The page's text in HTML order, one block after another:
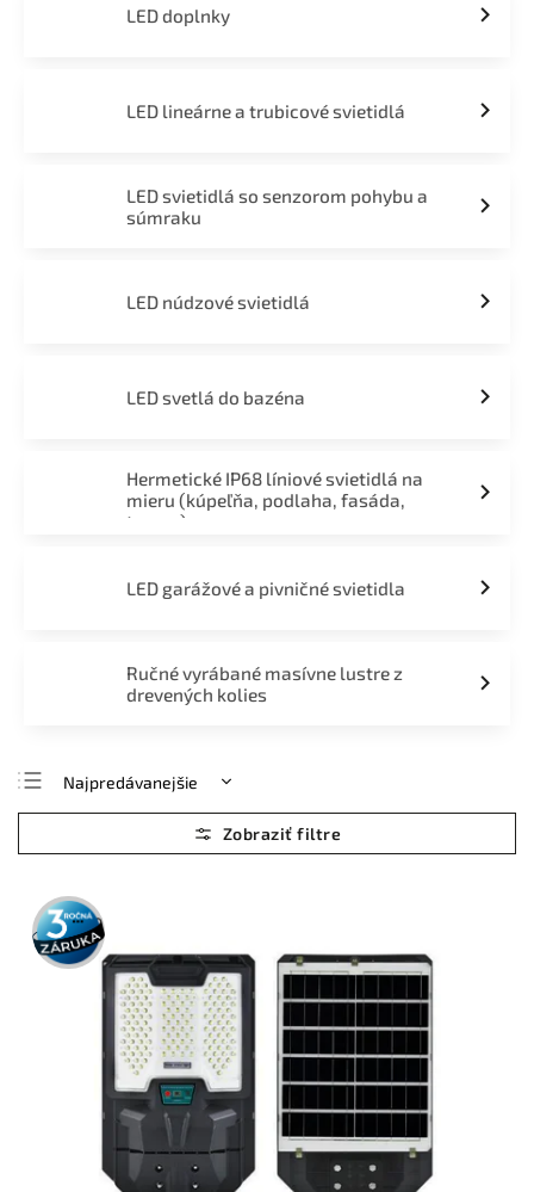
LED doplnky
LED lineárne a trubicové svietidlá
LED svietidlá so senzorom pohybu a
súmraku
LED núdzové svietidlá
LED svetlá do bazéna
Hermetické IP68 líniové svietidlá na
mieru (kúpeľňa, podlaha, fasáda,
terasa)
LED garážové a pivničné svietidla
Ručné vyrábané masívne lustre z
drevených kolies
Najpredávanejšie
Najlacnejšie
Najdrahšie
Abecedne
3 roky
záruka